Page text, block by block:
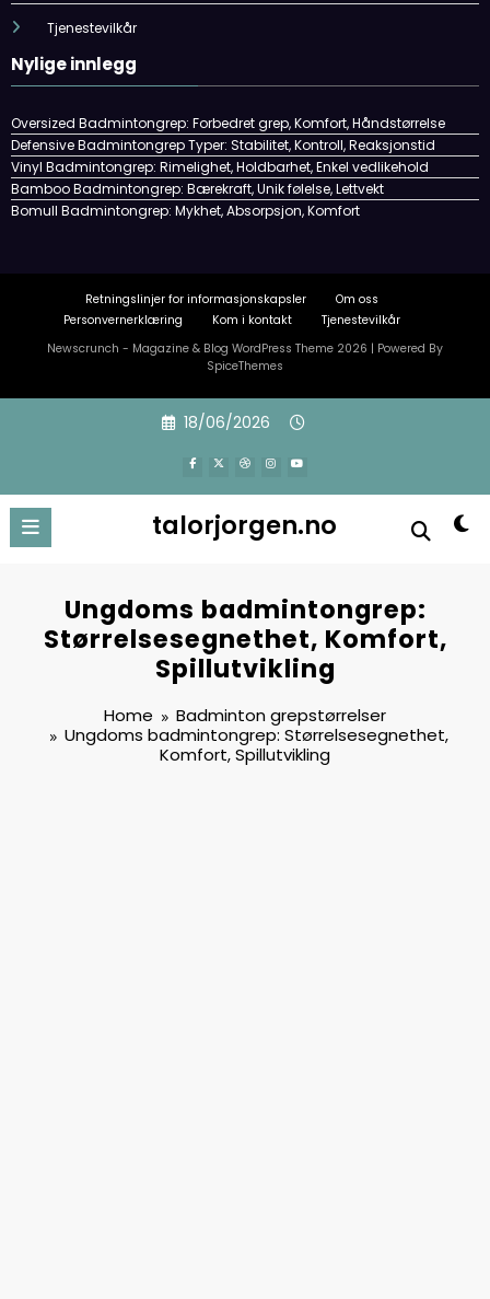
Tjenestevilkår
Nylige innlegg
Oversized Badmintongrep: Forbedret grep, Komfort, Håndstørrelse
Defensive Badmintongrep Typer: Stabilitet, Kontroll, Reaksjonstid
Vinyl Badmintongrep: Rimelighet, Holdbarhet, Enkel vedlikehold
Bamboo Badmintongrep: Bærekraft, Unik følelse, Lettvekt
Bomull Badmintongrep: Mykhet, Absorpsjon, Komfort
Retningslinjer for informasjonskapsler
Om oss
Personvernerklæring
Kom i kontakt
Tjenestevilkår
Newscrunch - Magazine & Blog WordPress Theme 2026 | Powered By
SpiceThemes
18/06/2026
talorjorgen.no
Ungdoms badmintongrep:
Størrelsesegnethet, Komfort,
Spillutvikling
Home
Badminton grepstørrelser
Ungdoms badmintongrep: Størrelsesegnethet,
Komfort, Spillutvikling